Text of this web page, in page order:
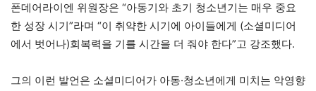
폰데어라이엔 위원장은 “아동기와 초기 청소년기는 매우 중요
한 성장 시기”라며 “이 취약한 시기에 아이들에게 (소셜미디어
에서 벗어나)회복력을 기를 시간을 더 줘야 한다”고 강조했다.
그의 이런 발언은 소셜미디어가 아동·청소년에게 미치는 악영향